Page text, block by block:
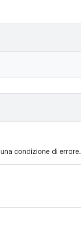
condizione di errore.